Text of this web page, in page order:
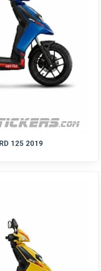
125 2019